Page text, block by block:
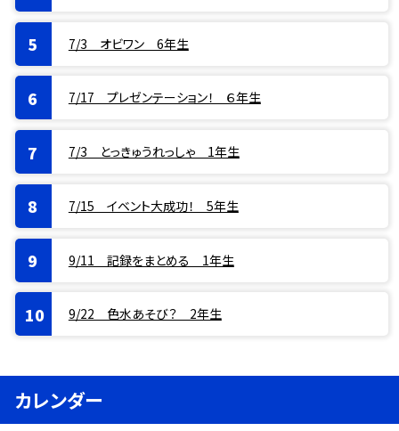
7/3 オビワン 6年生
7/17 プレゼンテーション！ ６年生
7/3 とっきゅうれっしゃ 1年生
7/15 イベント大成功！ 5年生
9/11 記録をまとめる 1年生
9/22 色水あそび？ 2年生
カレンダー